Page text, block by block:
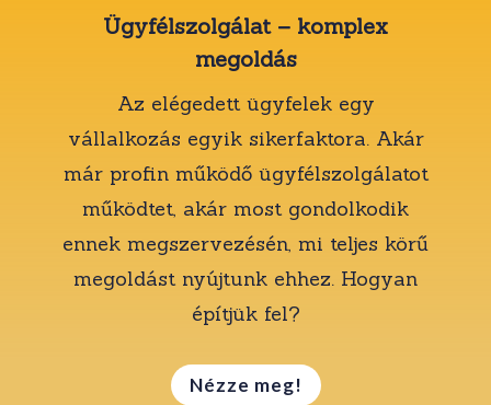
Ügyfélszolgálat – komplex
megoldás
Az elégedett ügyfelek egy
vállalkozás egyik sikerfaktora. Akár
már profin működő ügyfélszolgálatot
működtet, akár most gondolkodik
ennek megszervezésén, mi teljes körű
megoldást nyújtunk ehhez. Hogyan
építjük fel?
Nézze meg!